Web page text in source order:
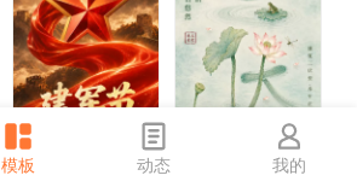
红金风建军节祝福宣传手机海报 中国风三伏天祝福宣传手机海报
模板 动态 我的